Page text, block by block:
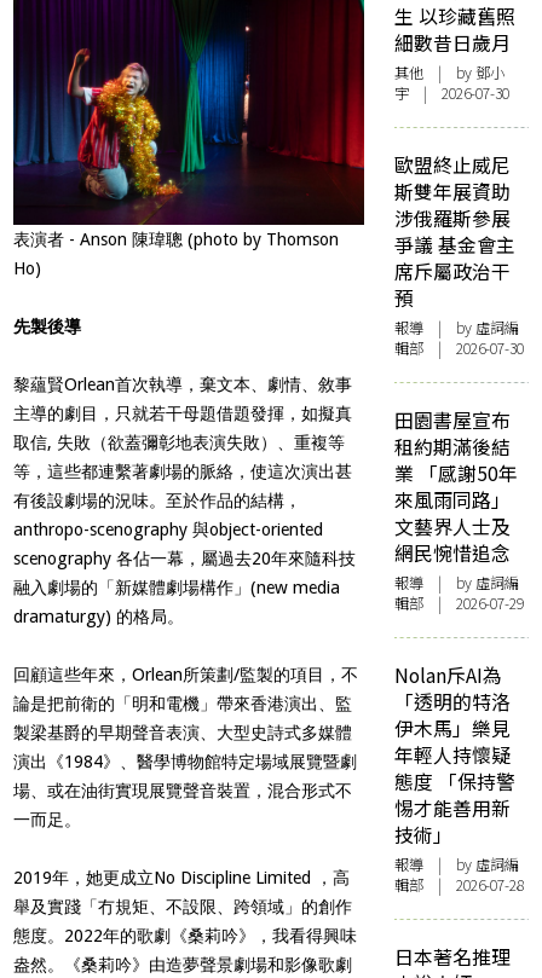
表演者 - Anson 陳瑋聰 (photo by Thomson
Ho)
先製後導
黎蘊賢Orlean首次執導，棄文本、劇情、敘事
主導的劇目，只就若干母題借題發揮，如擬真
取信, 失敗（欲蓋彌彰地表演失敗）、重複等
等，這些都連繫著劇場的脈絡，使這次演出甚
有後設劇場的況味。至於作品的結構，
anthropo-scenography 與object-oriented
scenography 各佔一幕，屬過去20年來隨科技
融入劇場的「新媒體劇場構作」(new media
dramaturgy) 的格局。
回顧這些年來，Orlean所策劃/監製的項目，不
論是把前衛的「明和電機」帶來香港演出、監
製梁基爵的早期聲音表演、大型史詩式多媒體
演出《1984》、醫學博物館特定場域展覽暨劇
場、或在油街實現展覽聲音裝置，混合形式不
一而足。
2019年，她更成立No Discipline Limited ，高
舉及實踐「冇規矩、不設限、跨領域」的創作
態度。2022年的歌劇《桑莉吟》，我看得興味
盎然。《桑莉吟》由造夢聲景劇場和影像歌劇
生 以珍藏舊照
細數昔日歲月
其他 | by 鄧小
宇 | 2026-07-30
歐盟終止威尼
斯雙年展資助
涉俄羅斯參展
爭議 基金會主
席斥屬政治干
預
報導 | by 虛詞編
輯部 | 2026-07-30
田園書屋宣布
租約期滿後結
業 「感謝50年
來風雨同路」
文藝界人士及
網民惋惜追念
報導 | by 虛詞編
輯部 | 2026-07-29
Nolan斥AI為
「透明的特洛
伊木馬」樂見
年輕人持懷疑
態度 「保持警
惕才能善用新
技術」
報導 | by 虛詞編
輯部 | 2026-07-28
日本著名推理